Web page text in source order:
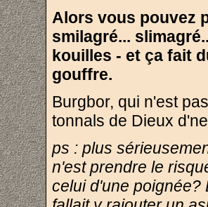
Alors vous pouvez
smilagré...
kouilles - et ça fait
gouffre.
Burgbor, qui n'est
tonnals de Dieux
ps : plus
n'est prendre le
celui d'une poignée?